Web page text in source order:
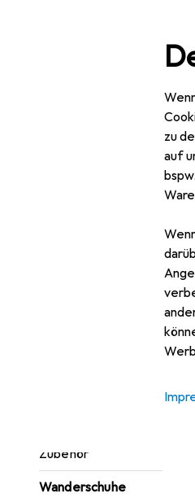
zu
auf
Navigation nach Kategorien
Zubehör
Wanderschuhe